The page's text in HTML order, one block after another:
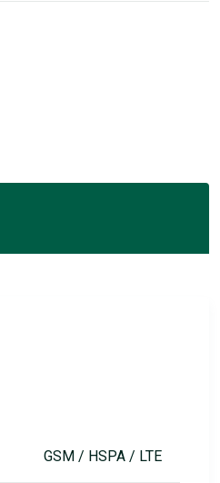
GSM / HSPA / LTE